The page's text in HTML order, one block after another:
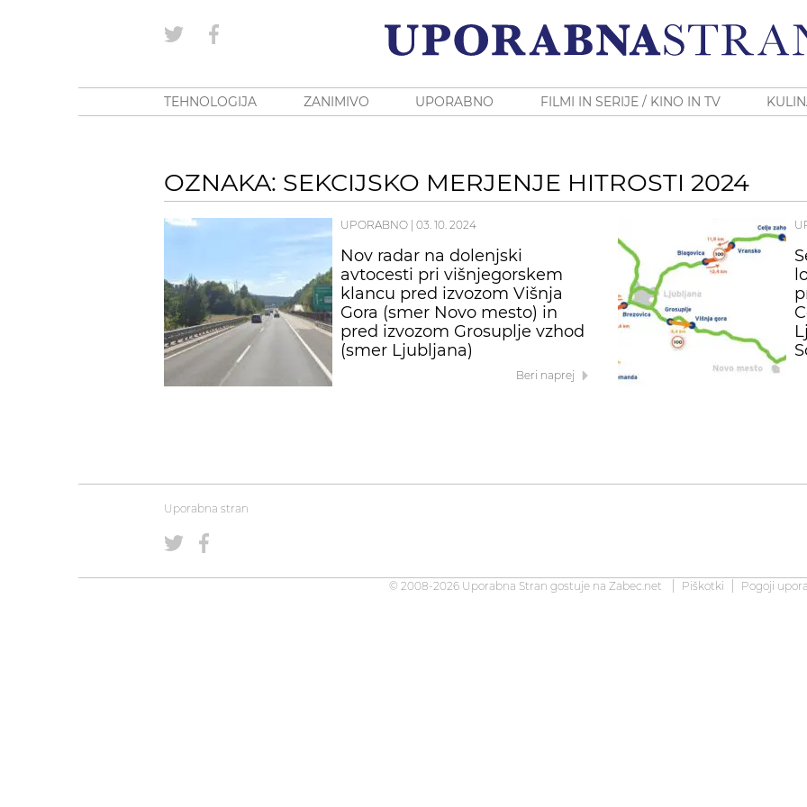
TEHNOLOGIJA ZANIMIVO UPORABNO FILMI IN SERIJE / KINO IN TV
OZNAKA: SEKCIJSKO MERJENJE HITROSTI 2024
UPORABNO 03. 10. 2024
Nov radar na dolenjski
avtocesti pri višnjegorskem
klancu pred izvozom Višnja
Gora (smer Novo mesto) in
pred izvozom Grosuplje vzhod
(smer Ljubljana)
Beri naprej
Uporabna stran
© 2008-2026 Uporabna Stran gostuje na Zabec.net Piškotki Pogoji